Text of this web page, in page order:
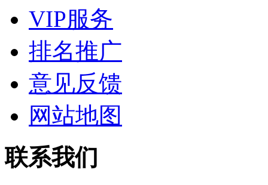
VIP服务
排名推广
意见反馈
网站地图
联系我们